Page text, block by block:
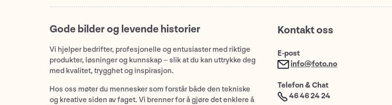
Gode bilder og levende historier
Vi hjelper bedrifter, profesjonelle og entusiaster med riktige
produkter, løsninger og kunnskap – slik at du kan uttrykke deg
med kvalitet, trygghet og inspirasjon.
Hos oss møter du mennesker som forstår både den tekniske
og kreative siden av faget. Vi brenner for å gjøre det enklere å
Kontakt oss
E-post
info@foto.no
Telefon & Chat
46 46 24 24